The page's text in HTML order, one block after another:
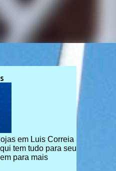
em Luis Correia
tem tudo para seu
para mais